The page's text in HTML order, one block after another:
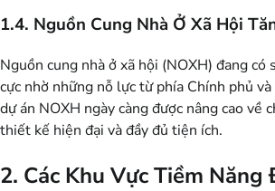
1.4. Nguồn Cung Nhà Ở Xã Hội
Nguồn cung nhà ở xã hội (NOXH) đang có
cực nhờ những nỗ lực từ phía Chính phủ và
dự án NOXH ngày càng được nâng cao về
thiết kế hiện đại và đầy đủ tiện ích.
2. Các Khu Vực Tiềm Năng